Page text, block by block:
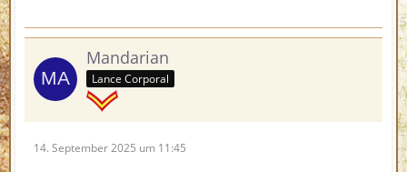
Mandarian
Lance Corporal
14. September 2025 um 11:45